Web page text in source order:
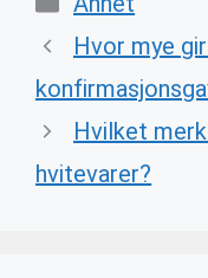
Hvor mye
Hvilket
hvitevarer?